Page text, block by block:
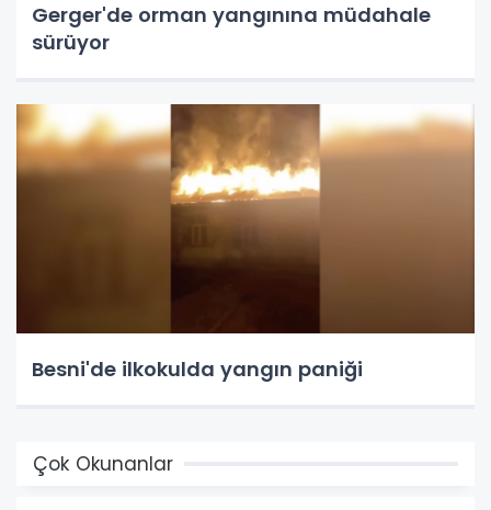
Gerger'de orman yangınına müdahale
sürüyor
Besni'de ilkokulda yangın paniği
Çok Okunanlar